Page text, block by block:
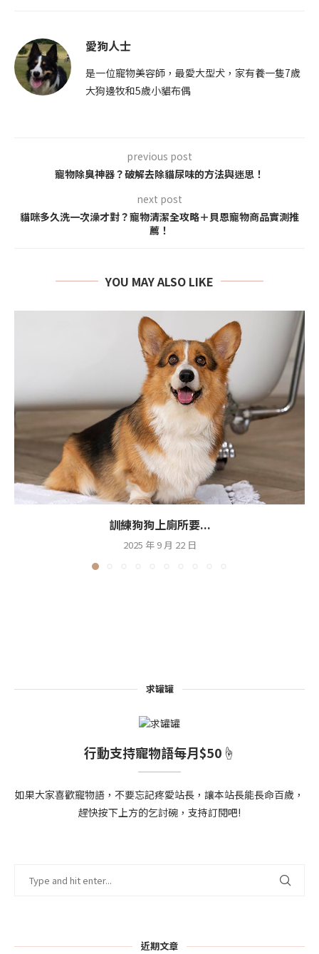
愛狗人士
是一位寵物美容師，最愛大型犬，家有養一隻7歲
大狗邊牧和5歲小貓布偶
previous post
寵物除臭神器？破解去除貓尿味的方法與迷思！
next post
貓咪多久洗一次澡才對？寵物清潔全攻略＋貝恩寵物商品實測推
薦！
YOU MAY ALSO LIKE
訓練狗狗上廁所要...
2025 年 9 月 22 日
求罐罐
行動支持寵物語每月$50☝
如果大家喜歡寵物語，不要忘記疼愛站長，讓本站長能長命百歲，
趕快按下上方的乞討碗，支持訂閱吧!
近期文章